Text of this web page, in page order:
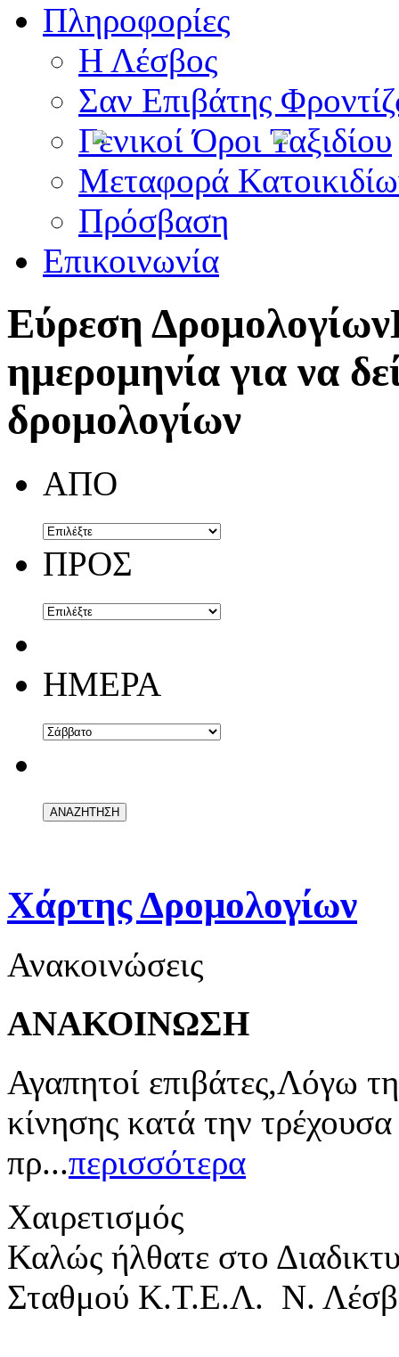
Πληροφορίες
Η Λέσβος
Σαν Επιβάτης
Γενικοί Όροι Ταξιδίου
Μεταφορά
Πρόσβαση
Επικοινωνία
Εύρεση Δρομολογίων
ημερομηνία για να
δρομολογίων
ΑΠΟ
ΠΡΟΣ
ΗΜΕΡΑ
Χάρτης Δρομολογίων
Ανακοινώσεις
ΑΝΑΚΟΙΝΩΣΗ
Αγαπητοί επιβάτες,Λόγω
κίνησης κατά την
πρ...περισσότερα
Χαιρετισμός
Καλώς ήλθατε στο
Σταθμού Κ.Τ.Ε.Λ. Ν.